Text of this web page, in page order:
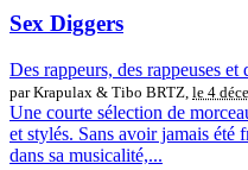
Sex Diggers
Des rappeurs, des rappeuses et
par Krapulax & Tibo BRTZ, le 4
Une courte sélection de
et stylés. Sans avoir jamais été
dans sa musicalité,...